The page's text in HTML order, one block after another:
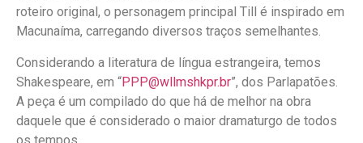
roteiro original, o personagem principal Till é inspirado em
Macunaíma, carregando diversos traços semelhantes.
Considerando a literatura de língua estrangeira, temos
Shakespeare, em “PPP@wllmshkpr.br”, dos Parlapatões.
A peça é um compilado do que há de melhor na obra
daquele que é considerado o maior dramaturgo de todos